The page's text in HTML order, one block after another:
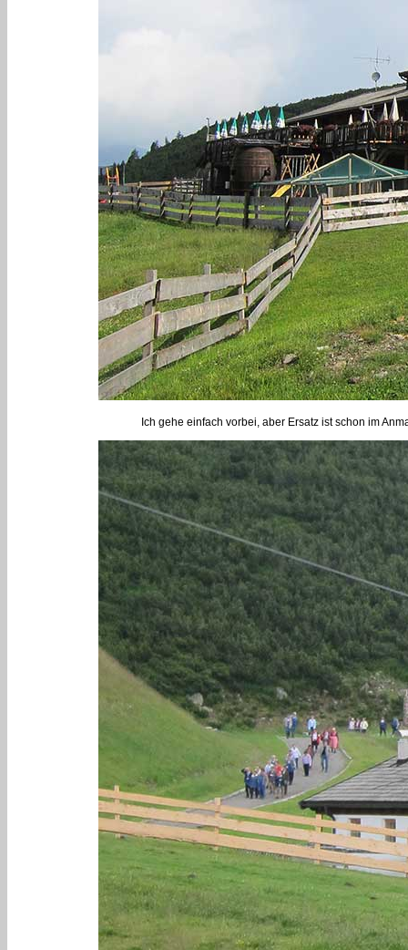
Ich gehe einfach vorbei, aber Ersatz ist schon im